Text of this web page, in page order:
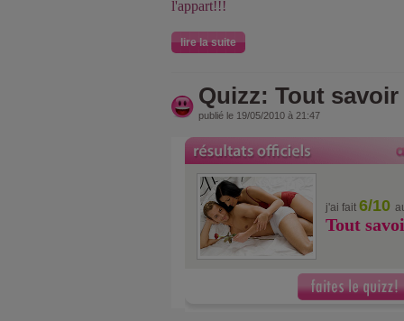
l'appart!!!
lire la suite
Quizz: Tout
publié le 19/05/2010 à 21:47
j'ai fait 6/10
Tout